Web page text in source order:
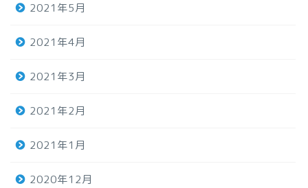
2021年5月
2021年4月
2021年3月
2021年2月
2021年1月
2020年12月